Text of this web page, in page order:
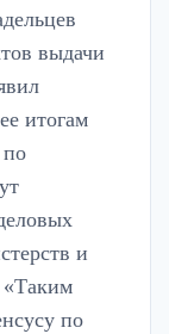
выдачи
итогам
по
и
«Таким
по